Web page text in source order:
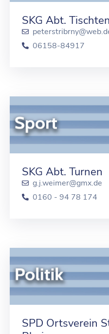
SKG Abt.
06158-84917
SKG Abt. Turnen
g.j.weimer@gmx.de
0160 - 94 78 174
SPD Ortsverein